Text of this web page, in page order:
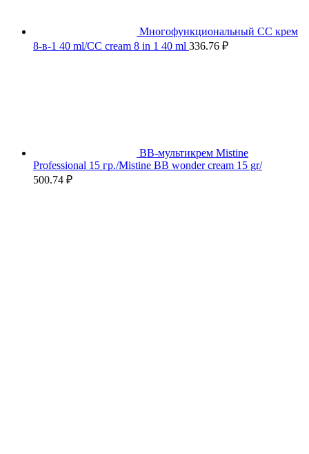
Многофункциональный СС крем
8-в-1 40 ml/CC cream 8 in 1 40 ml 336.76 ₽
BB-мультикрем Mistine
Professional 15 гр./Mistine BB wonder cream 15 gr/
500.74 ₽